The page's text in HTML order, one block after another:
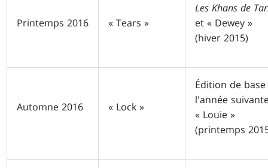
Printemps 2016 « Tears »
Les Khans de
et « Dewey »
(hiver 2015)
Automne 2016 « Lock »
Édition de
l'année
« Louie »
(printemps